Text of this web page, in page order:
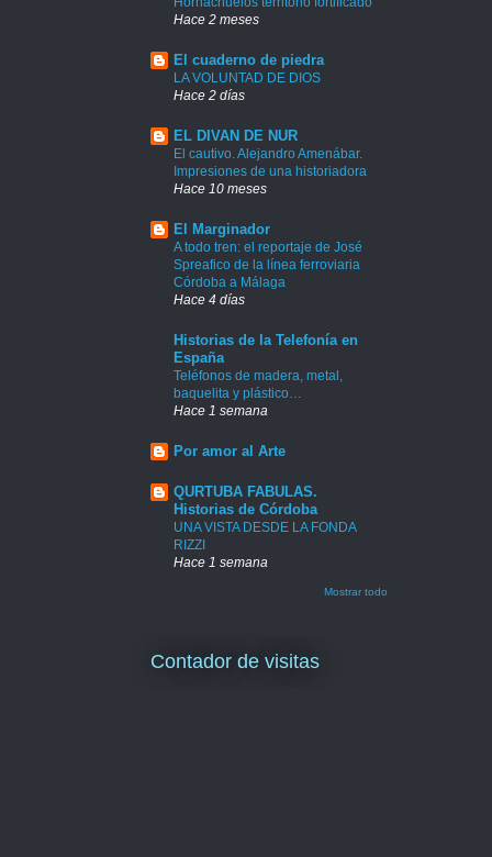
Hace 2 meses
El cuaderno de piedra
LA VOLUNTAD DE DIOS
Hace 2 días
EL DIVAN DE NUR
El cautivo. Alejandro Amenábar.
Impresiones de una historiadora
Hace 10 meses
El Marginador
A todo tren: el reportaje de José
Spreafico de la línea ferroviaria
Córdoba a Málaga
Hace 4 días
Historias de la Telefonía en
España
Teléfonos de madera, metal,
baquelita y plástico…
Hace 1 semana
Por amor al Arte
QURTUBA FABULAS.
Historias de Córdoba
UNA VISTA DESDE LA FONDA
RIZZI
Hace 1 semana
Mostrar todo
Contador de visitas